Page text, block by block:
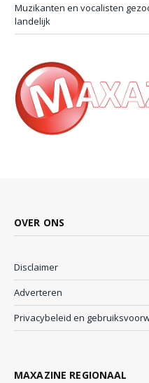
Muzikanten en vocalisten
landelijk
OVER ONS
Disclaimer
Adverteren
Privacybeleid en
MAXAZINE REGIONAAL